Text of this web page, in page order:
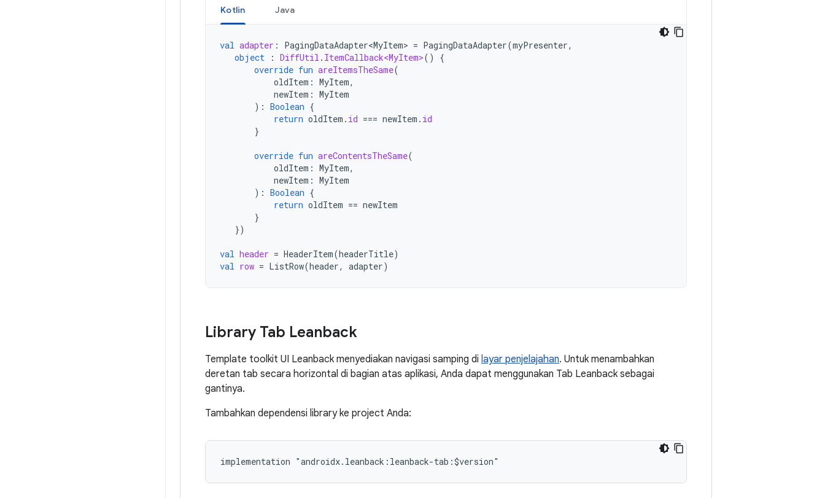
Kotlin Java
val adapter : PagingDataAdapter<MyItem> = PagingDataAdapter(myPresenter,
object
: DiffUtil . ItemCallback<MyItem>()
{
override fun areItemsTheSame(
oldItem : MyItem,
newItem : MyItem
): Boolean {
return oldItem . id === newItem . id
}
override fun areContentsTheSame(
oldItem : MyItem,
newItem : MyItem
): Boolean {
return oldItem == newItem
}
})
val header = HeaderItem(headerTitle)
val row = ListRow(header, adapter)
Library Tab Leanback
Template toolkit UI Leanback menyediakan navigasi samping di layar penjelajahan. Untuk menambahkan
deretan tab secara horizontal di bagian atas aplikasi, Anda dapat menggunakan Tab Leanback sebagai
gantinya.
Tambahkan dependensi library ke project Anda: